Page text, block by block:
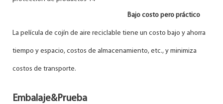
Bajo costo pero práctico
La película de cojín de aire reciclable tiene un costo bajo y ahorra
tiempo y espacio, costos de almacenamiento, etc., y minimiza
costos de transporte.
Embalaje&Prueba